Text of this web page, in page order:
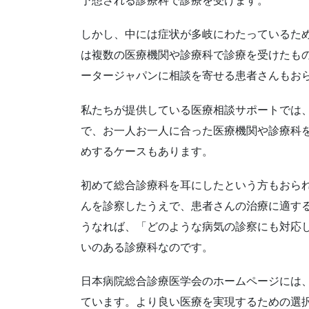
しかし、中には症状が多岐にわたっている
は複数の医療機関や診療科で診療を受けたも
ータージャパンに相談を寄せる患者さんもお
私たちが提供している医療相談サポートでは
で、お一人お一人に合った医療機関や診療科
めするケースもあります。
初めて総合診療科を耳にしたという方もおら
んを診察したうえで、患者さんの治療に適
うなれば、「どのような病気の診察にも対
いのある診療科なのです。
日本病院総合診療医学会のホームページに
ています。より良い医療を実現するための選